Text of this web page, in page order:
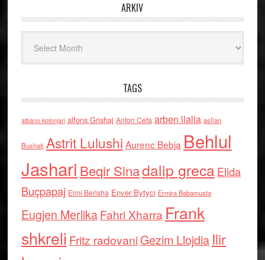
ARKIV
TAGS
albano kolonjari alfons Grishaj Anton Cefa arben llalla asllan
Bushati Astrit Lulushi Aurenc Bebja Behlul
Jashari Beqir Sinadalip grecaElida
Buçpapaj Elmi Berisha Enver Bytyci Ermira Babamusta
Eugjen MerlikaFahri Xharra Frank
shkreli Fritz radovaniGezim Llojdia Ilir